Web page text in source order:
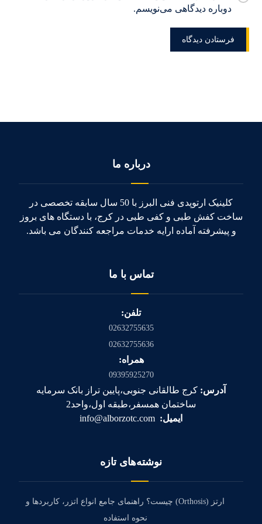
دوباره دیدگاهی می‌نویسم.
درباره ما
کلینیک ارتوپدی فنی البرز با 50 سال سابقه تخصصی در
ساخت کفش طبی و کفی طبی در کرج، با دستگاه های بروز
و پیشرفته آماده ارایه خدمات مراجعه کنندگان می باشد.
تماس با ما
تلفن:
02632755635
02632755636
همراه:
09395925270
آدرس: کرج طالقانی جنوبی،پایین تراز بانک سرمایه
ساختمان همسفر،طبقه اول،واحد2
ایمیل:
نوشته‌های تازه
ارتز (Orthosis) چیست؟ راهنمای جامع انواع اتزر، کاربردها و
نحوه استفاده